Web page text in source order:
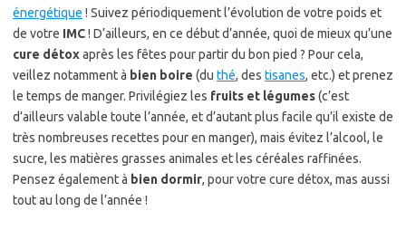
énergétique ! Suivez périodiquement l’évolution de votre poids et
de votre IMC! D’ailleurs, en ce début d’année, quoi de mieux qu’une
cure détoxaprès les fêtes pour partir du bon pied ? Pour cela,
veillez notamment à bien boire (du thé, des tisanes, etc.) et prenez
le temps de manger. Privilégiez les fruits et légumes(c’est
d’ailleurs valable toute l’année, et d’autant plus facile qu’il existe de
très nombreuses recettes pour en manger), mais évitez l’alcool, le
sucre, les matières grasses animales et les céréales raffinées.
Pensez également à bien dormir, pour votre cure détox, mas aussi
tout au long de l’année !